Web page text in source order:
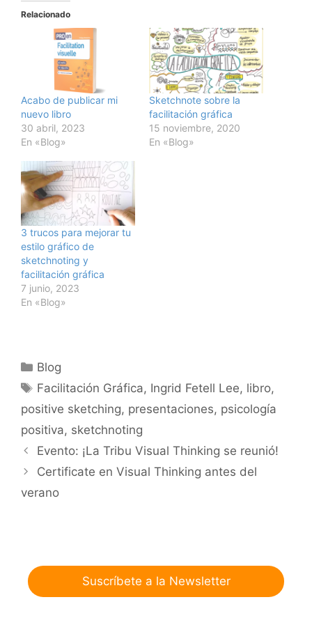
Relacionado
Acabo de publicar mi
nuevo libro
30 abril, 2023
En «Blog»
Sketchnote sobre la
facilitación gráfica
15 noviembre, 2020
En «Blog»
3 trucos para mejorar tu
estilo gráfico de
sketchnoting y
facilitación gráfica
7 junio, 2023
En «Blog»
Categorías
Blog
Etiquetas
Facilitación Gráfica, Ingrid Fetell Lee, libro,
positive sketching, presentaciones, psicología
positiva, sketchnoting
Evento: ¡La Tribu Visual Thinking se reunió!
Certificate en Visual Thinking antes del
verano
Suscríbete a la Newsletter